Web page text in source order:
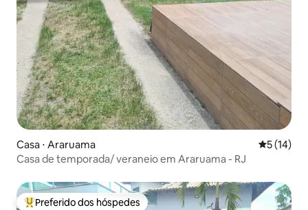
Casa ⋅ Araruama 5 de uma
5 (14)
Casa de temporada/ veraneio em Araruama - RJ
Preferido dos hóspedes